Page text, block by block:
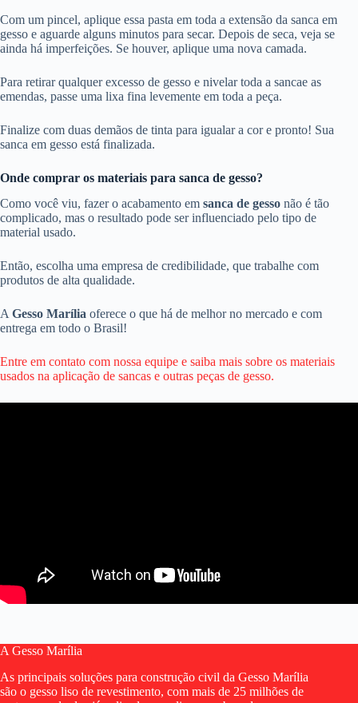
Com um pincel, aplique essa pasta em toda a extensão da sanca em
gesso e aguarde alguns minutos para secar. Depois de seca, veja se
ainda há imperfeições. Se houver, aplique uma nova camada.
Para retirar qualquer excesso de gesso e nivelar toda a sancae as
emendas, passe uma lixa fina levemente em toda a peça.
Finalize com duas demãos de tinta para igualar a cor e pronto! Sua
sanca em gesso está finalizada.
Onde comprar os materiais para sanca de gesso?
Como você viu, fazer o acabamento em sanca de gesso não é tão
complicado, mas o resultado pode ser influenciado pelo tipo de
material usado.
Então, escolha uma empresa de credibilidade, que trabalhe com
produtos de alta qualidade.
A Gesso Marília oferece o que há de melhor no mercado e com
entrega em todo o Brasil!
Entre em contato com nossa equipe e saiba mais sobre os materiais
usados na aplicação de sancas e outras peças de gesso.
A Gesso Marília
As principais soluções para construção civil da Gesso Marília
são o gesso liso de revestimento, com mais de 25 milhões de